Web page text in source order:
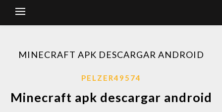
MINECRAFT APK DESCARGAR ANDROID
PELZER49574
Minecraft apk descargar android